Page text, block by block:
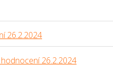
26.2.2024
26.2.2024